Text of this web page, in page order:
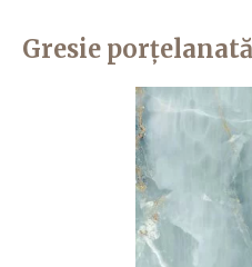
Gresie